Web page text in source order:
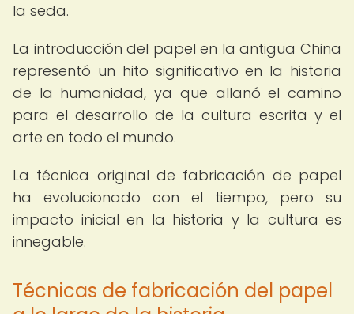
la seda.
La introducción del papel en la antigua China
representó un hito significativo en la historia
de la humanidad, ya que allanó el camino
para el desarrollo de la cultura escrita y el
arte en todo el mundo.
La técnica original de fabricación de papel
ha evolucionado con el tiempo, pero su
impacto inicial en la historia y la cultura es
innegable.
Técnicas de fabricación del papel